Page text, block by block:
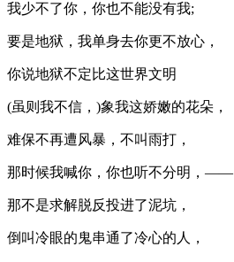
我少不了你，你也不能没有我;
要是地狱，我单身去你更不放心，
你说地狱不定比这世界文明
(虽则我不信，)象我这娇嫩的花朵，
难保不再遭风暴，不叫雨打，
那时候我喊你，你也听不分明，——
那不是求解脱反投进了泥坑，
倒叫冷眼的鬼串通了冷心的人，